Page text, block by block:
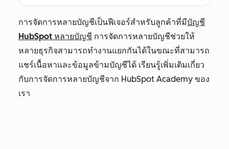
การจัดการหลายบัญชีเป็นฟีเจอร์สำหรับลูกค้าที่มีบัญชี
HubSpot หลายบัญชี การจัดการหลายบัญชีช่วยให้
หลายธุรกิจสามารถทำงานแยกกันได้ในขณะที่สามารถ
แชร์เนื้อหาและข้อมูลข้ามบัญชีได้ เรียนรู้เพิ่มเติมเกี่ยว
กับการจัดการหลายบัญชีจาก HubSpot Academy ของ
เรา